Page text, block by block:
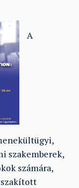
A
szakemberek,
számára,